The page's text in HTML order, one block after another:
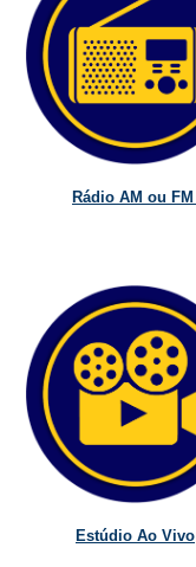
Rádio AM ou FM
Estúdio Ao Vivo